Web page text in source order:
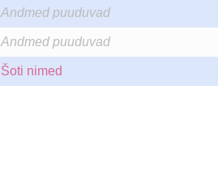
Andmed puuduvad
Andmed puuduvad
Šoti nimed